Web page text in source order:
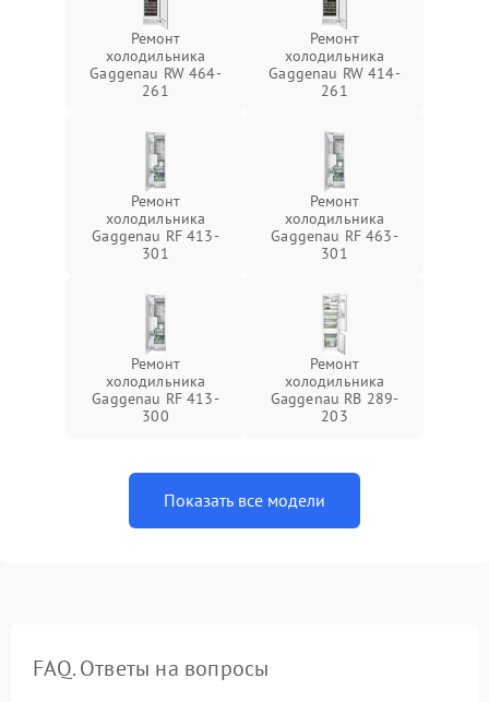
Ремонт
холодильника
Gaggenau RW 464-
261
Ремонт
холодильника
Gaggenau RW 414-
261
Ремонт
холодильника
Gaggenau RF 413-
301
Ремонт
холодильника
Gaggenau RF 463-
301
Ремонт
холодильника
Gaggenau RF 413-
300
Ремонт
холодильника
Gaggenau RB 289-
203
Показать все модели
FAQ. Ответы на вопросы